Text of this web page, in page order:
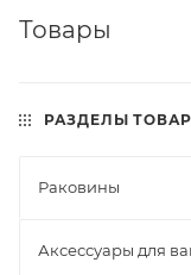
Товары
РАЗДЕЛЫ
Раковины
Аксессуары для